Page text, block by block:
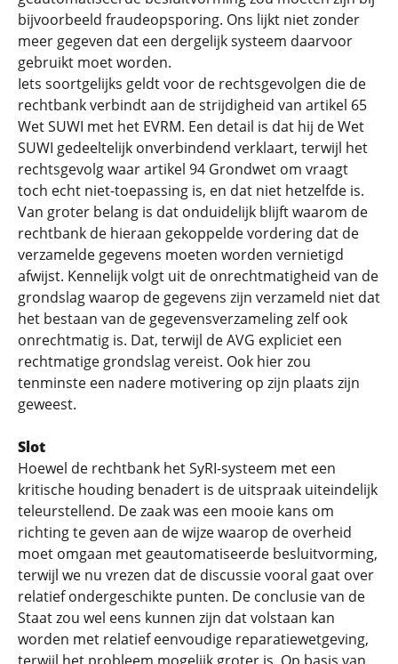
bijvoorbeeld fraudeopsporing. Ons lijkt niet zonder
meer gegeven dat een dergelijk systeem daarvoor
gebruikt moet worden.
Iets soortgelijks geldt voor de rechtsgevolgen die de
rechtbank verbindt aan de strijdigheid van artikel 65
Wet SUWI met het EVRM. Een detail is dat hij de Wet
SUWI gedeeltelijk onverbindend verklaart, terwijl het
rechtsgevolg waar artikel 94 Grondwet om vraagt
toch echt niet-toepassing is, en dat niet hetzelfde is.
Van groter belang is dat onduidelijk blijft waarom de
rechtbank de hieraan gekoppelde vordering dat de
verzamelde gegevens moeten worden vernietigd
afwijst. Kennelijk volgt uit de onrechtmatigheid van de
grondslag waarop de gegevens zijn verzameld niet dat
het bestaan van de gegevensverzameling zelf ook
onrechtmatig is. Dat, terwijl de AVG expliciet een
rechtmatige grondslag vereist. Ook hier zou
tenminste een nadere motivering op zijn plaats zijn
geweest.
Slot
Hoewel de rechtbank het SyRI-systeem met een
kritische houding benadert is de uitspraak uiteindelijk
teleurstellend. De zaak was een mooie kans om
richting te geven aan de wijze waarop de overheid
moet omgaan met geautomatiseerde besluitvorming,
terwijl we nu vrezen dat de discussie vooral gaat over
relatief ondergeschikte punten. De conclusie van de
Staat zou wel eens kunnen zijn dat volstaan kan
worden met relatief eenvoudige reparatiewetgeving,